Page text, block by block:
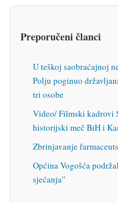
Preporučeni članci
U teškoj saobraćajnoj
Polju poginuo
tri osobe
Video/ Filmski kadrovi
historijski meč BiH i
Zbrinjavanje
Općina Vogošća
sjećanja”